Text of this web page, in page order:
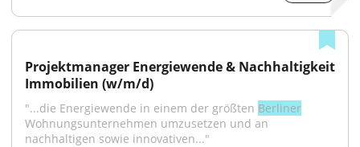
Projektmanager Energiewende & Nachhaltigkeit
Immobilien (w/m/d)
"...die Energiewende in einem der größten Berliner
Wohnungsunternehmen umzusetzen und an
nachhaltigen sowie innovativen..."